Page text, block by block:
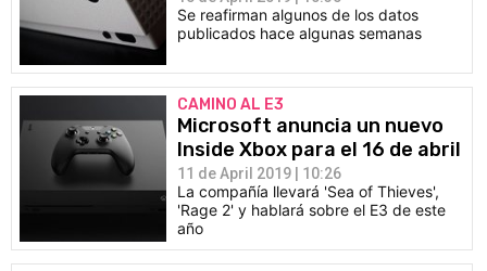
Se reafirman algunos de los datos
publicados hace algunas semanas
CAMINO AL E3
Microsoft anuncia un nuevo
Inside Xbox para el 16 de abril
11 de April 2019 | 10:26
La compañía llevará 'Sea of Thieves',
'Rage 2' y hablará sobre el E3 de este
año